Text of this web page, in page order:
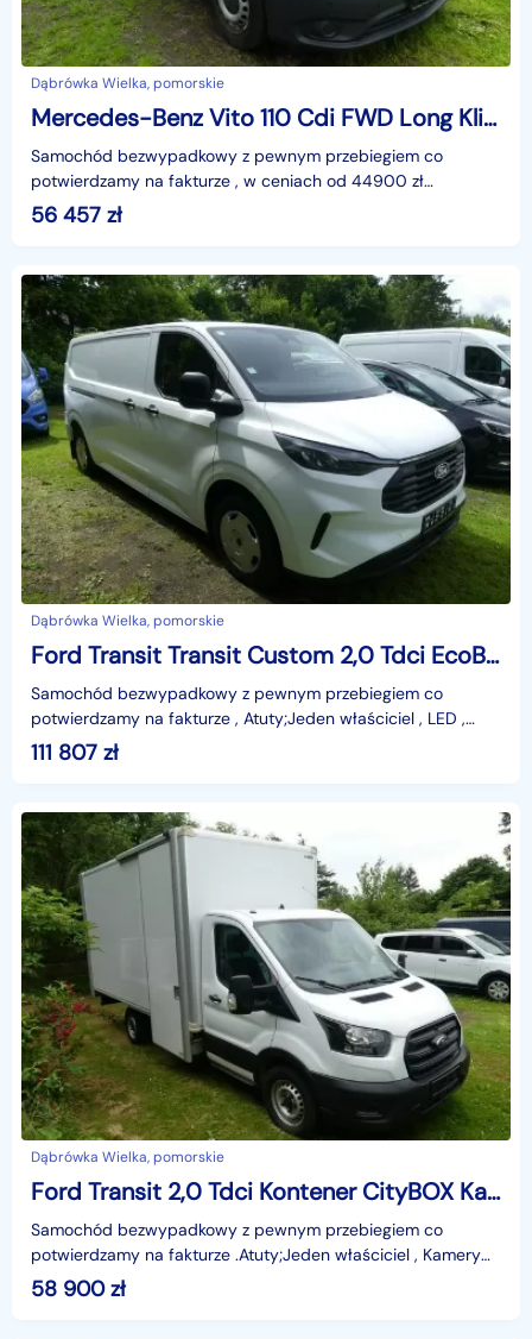
Dąbrówka Wielka, pomorskie
Mercedes-Benz Vito 110 Cdi FWD Long Klima Kamera cofa BLIS Navi F. VAT-23
Samochód bezwypadkowy z pewnym przebiegiem co
potwierdzamy na fakturze , w ceniach od 44900 zł
NettoAtuty;Jeden właściciel , BLIS , Kamera cofania ,
nawigacja ,
56 457 zł
Dąbrówka Wielka, pomorskie
Ford Transit Transit Custom 2,0 Tdci EcoBlue 136KM Long L2H1 Kamera , Full Led , Navi
Samochód bezwypadkowy z pewnym przebiegiem co
potwierdzamy na fakturze , Atuty;Jeden właściciel , LED ,
Kamera cofania , nawigacja , klimatronik , Apple Carplay
111 807 zł
Dąbrówka Wielka, pomorskie
Ford Transit 2,0 Tdci Kontener CityBOX Kamery 360 F. VAT23
Samochód bezwypadkowy z pewnym przebiegiem co
potwierdzamy na fakturze .Atuty;Jeden właściciel , Kamery
58 900zł